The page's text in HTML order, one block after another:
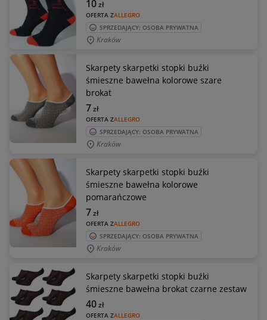
OFERTA ZALLEGRO
10zł
SPRZEDAJĄCY: OSOBA PRYWATNA
Kraków
Skarpety skarpetki stopki buźki
śmieszne bawełna kolorowe szare
brokat
OFERTA ZALLEGRO
7zł
SPRZEDAJĄCY: OSOBA PRYWATNA
Kraków
Skarpety skarpetki stopki buźki
śmieszne bawełna kolorowe
pomarańczowe
OFERTA ZALLEGRO
7zł
SPRZEDAJĄCY: OSOBA PRYWATNA
Kraków
Skarpety skarpetki stopki buźki
śmieszne bawełna brokat czarne zestaw
OFERTA ZALLEGRO
40zł